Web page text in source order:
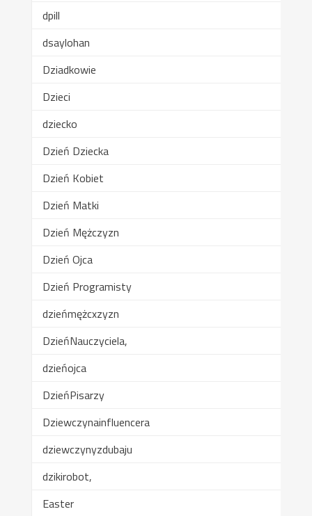
dpill
dsaylohan
Dziadkowie
Dzieci
dziecko
Dzień Dziecka
Dzień Kobiet
Dzień Matki
Dzień Mężczyzn
Dzień Ojca
Dzień Programisty
dzieńmężcxzyzn
DzieńNauczyciela,
dzieńojca
DzieńPisarzy
Dziewczynainfluencera
dziewczynyzdubaju
dzikirobot,
Easter